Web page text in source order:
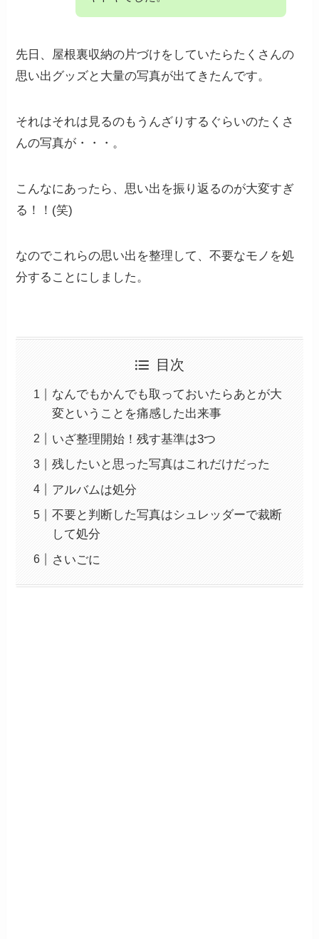
先日、屋根裏収納の片づけをしていたらたくさんの
思い出グッズと大量の写真が出てきたんです。
それはそれは見るのもうんざりするぐらいのたくさ
んの写真が・・・。
こんなにあったら、思い出を振り返るのが大変すぎ
る！！(笑)
なのでこれらの思い出を整理して、不要なモノを処
分することにしました。
目次
なんでもかんでも取っておいたらあとが大
変ということを痛感した出来事
いざ整理開始！残す基準は3つ
残したいと思った写真はこれだけだった
アルバムは処分
不要と判断した写真はシュレッダーで裁断
して処分
さいごに